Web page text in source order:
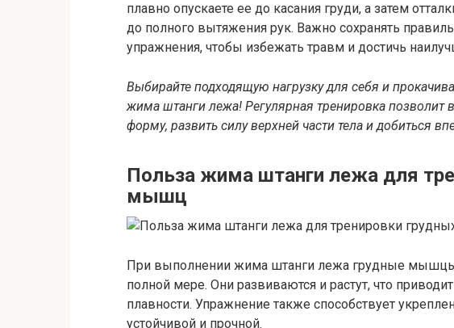
плавно опускаете ее до касания груди, а затем
до полного вытяжения рук. Важно сохранять
упражнения, чтобы избежать травм и достичь
Выбирайте подходящую нагрузку для себя и
жима штанги лежа! Регулярная тренировка позволит
форму, развить силу верхней части тела и добиться
Польза жима штанги лежа для
мышц
При выполнении жима штанги лежа грудные мышцы
полной мере. Они развиваются и растут, что
плавности. Упражнение также способствует
устойчивой и прочной.